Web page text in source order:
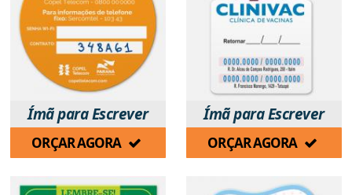
Ímã para Escrever
ORÇAR AGORA
Ímã para Escrever
ORÇAR AGORA